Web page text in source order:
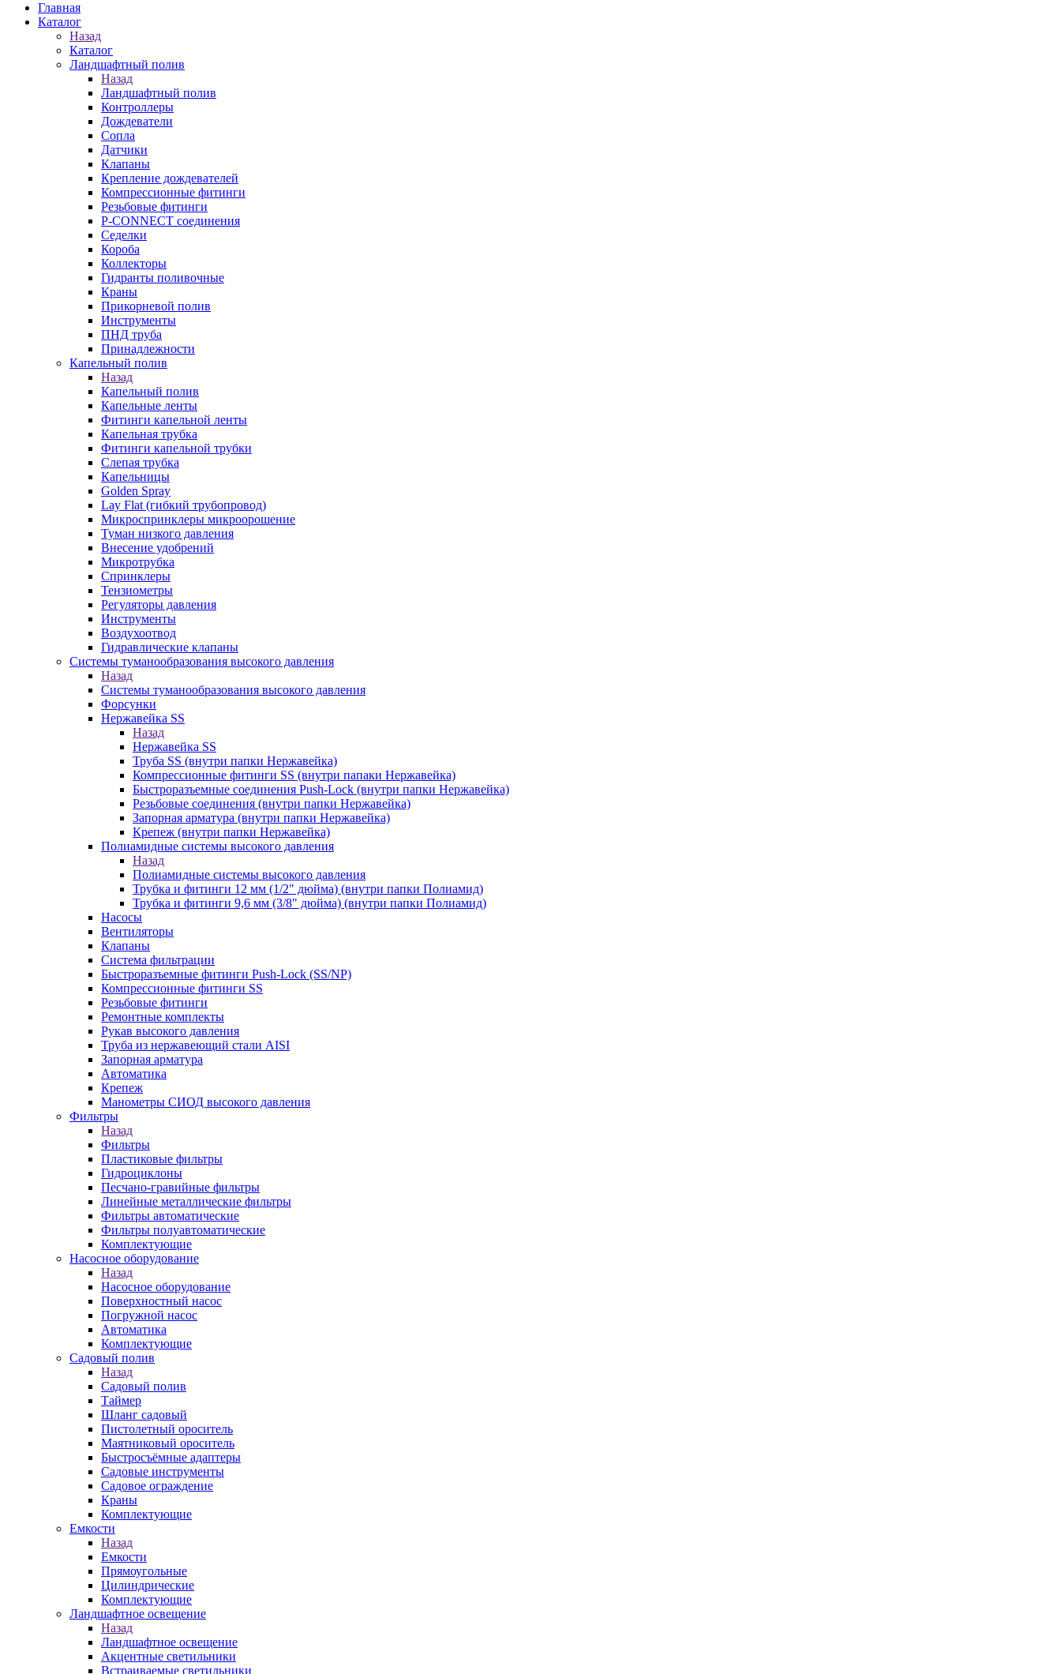
Главная
Каталог
Назад
Каталог
Ландшафтный полив
Назад
Ландшафтный полив
Контроллеры
Дождеватели
Сопла
Датчики
Клапаны
Крепление дождевателей
Компрессионные фитинги
Резьбовые фитинги
P-CONNECT соединения
Седелки
Короба
Коллекторы
Гидранты поливочные
Краны
Прикорневой полив
Инструменты
ПНД труба
Принадлежности
Капельный полив
Назад
Капельный полив
Капельные ленты
Фитинги капельной ленты
Капельная трубка
Фитинги капельной трубки
Слепая трубка
Капельницы
Golden Spray
Lay Flat (гибкий трубопровод)
Микроспринклеры микроорошение
Туман низкого давления
Внесение удобрений
Микротрубка
Спринклеры
Тензиометры
Регуляторы давления
Инструменты
Воздухоотвод
Гидравлические клапаны
Системы туманообразования высокого давления
Назад
Системы туманообразования высокого давления
Форсунки
Нержавейка SS
Назад
Нержавейка SS
Труба SS (внутри папки Нержавейка)
Компрессионные фитинги SS (внутри папаки Нержавейка)
Быстроразъемные соединения Push-Lock (внутри папки Нержавейка)
Резьбовые соединения (внутри папки Нержавейка)
Запорная арматура (внутри папки Нержавейка)
Крепеж (внутри папки Нержавейка)
Полиамидные системы высокого давления
Назад
Полиамидные системы высокого давления
Трубка и фитинги 12 мм (1/2" дюйма) (внутри папки Полиамид)
Трубка и фитинги 9,6 мм (3/8" дюйма) (внутри папки Полиамид)
Насосы
Вентиляторы
Клапаны
Система фильтрации
Быстроразъемные фитинги Push-Lock (SS/NP)
Компрессионные фитинги SS
Резьбовые фитинги
Ремонтные комплекты
Рукав высокого давления
Труба из нержавеющий стали AISI
Запорная арматура
Автоматика
Крепеж
Манометры СИОД высокого давления
Фильтры
Назад
Фильтры
Пластиковые фильтры
Гидроциклоны
Песчано-гравийные фильтры
Линейные металлические фильтры
Фильтры автоматические
Фильтры полуавтоматические
Комплектующие
Насосное оборудование
Назад
Насосное оборудование
Поверхностный насос
Погружной насос
Автоматика
Комплектующие
Садовый полив
Назад
Садовый полив
Таймер
Шланг садовый
Пистолетный ороситель
Маятниковый ороситель
Быстросъёмные адаптеры
Садовые инструменты
Садовое ограждение
Краны
Комплектующие
Емкости
Назад
Емкости
Прямоугольные
Цилиндрические
Комплектующие
Ландшафтное освещение
Назад
Ландшафтное освещение
Акцентные светильники
Встраиваемые светильники